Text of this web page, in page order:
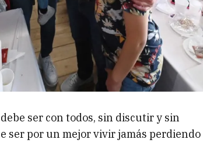
ser con todos, sin discutir y sin
ser por un mejor vivir jamás perdiendo